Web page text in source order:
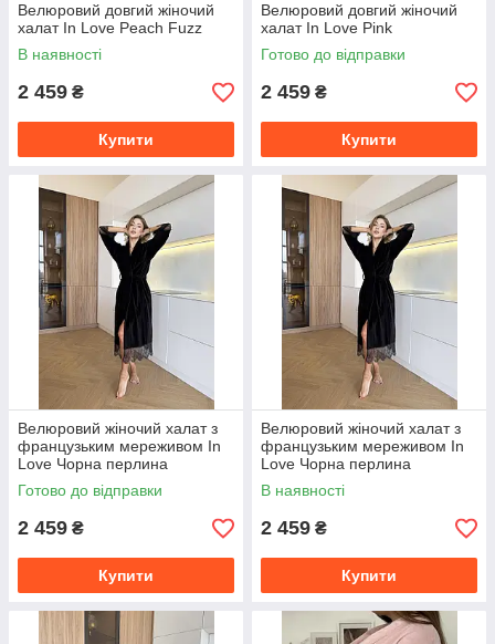
Велюровий довгий жіночий
халат In Love Peach Fuzz
В наявності
2 459 ₴
Купити
Велюровий довгий жіночий
халат In Love Pink
Готово до відправки
2 459 ₴
Купити
Велюровий жіночий халат з
французьким мереживом In
Love Чорна перлина
Готово до відправки
2 459 ₴
Купити
Велюровий жіночий халат з
французьким мереживом In
Love Чорна перлина
В наявності
2 459 ₴
Купити